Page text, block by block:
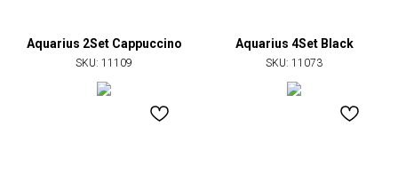
Aquarius 2Set Сappuccino
SKU: 11109
Aquarius 4Set Black
SKU: 11073